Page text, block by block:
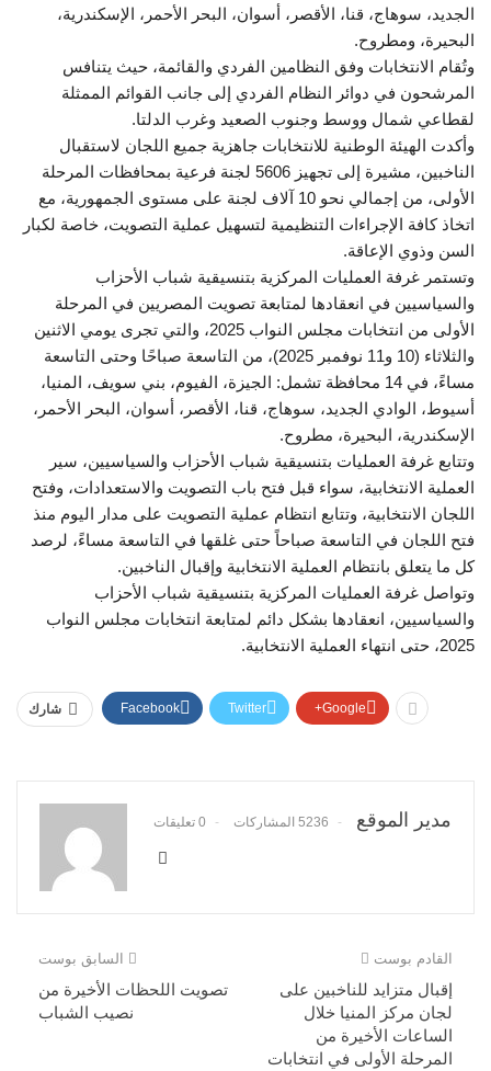
الجديد، سوهاج، قنا، الأقصر، أسوان، البحر الأحمر، الإسكندرية،
البحيرة، ومطروح.
وتُقام الانتخابات وفق النظامين الفردي والقائمة، حيث يتنافس
المرشحون في دوائر النظام الفردي إلى جانب القوائم الممثلة
لقطاعي شمال ووسط وجنوب الصعيد وغرب الدلتا.
وأكدت الهيئة الوطنية للانتخابات جاهزية جميع اللجان لاستقبال
الناخبين، مشيرة إلى تجهيز 5606 لجنة فرعية بمحافظات المرحلة
الأولى، من إجمالي نحو 10 آلاف لجنة على مستوى الجمهورية، مع
اتخاذ كافة الإجراءات التنظيمية لتسهيل عملية التصويت، خاصة لكبار
السن وذوي الإعاقة.
وتستمر غرفة العمليات المركزية بتنسيقية شباب الأحزاب
والسياسيين في انعقادها لمتابعة تصويت المصريين في المرحلة
الأولى من انتخابات مجلس النواب 2025، والتي تجرى يومي الاثنين
والثلاثاء (10 و11 نوفمبر 2025)، من التاسعة صباحًا وحتى التاسعة
مساءً، في 14 محافظة تشمل: الجيزة، الفيوم، بني سويف، المنيا،
أسيوط، الوادي الجديد، سوهاج، قنا، الأقصر، أسوان، البحر الأحمر،
الإسكندرية، البحيرة، مطروح.
وتتابع غرفة العمليات بتنسيقية شباب الأحزاب والسياسيين، سير
العملية الانتخابية، سواء قبل فتح باب التصويت والاستعدادات، وفتح
اللجان الانتخابية، وتتابع انتظام عملية التصويت على مدار اليوم منذ
فتح اللجان في التاسعة صباحاً حتى غلقها في التاسعة مساءً، لرصد
كل ما يتعلق بانتظام العملية الانتخابية وإقبال الناخبين.
وتواصل غرفة العمليات المركزية بتنسيقية شباب الأحزاب
والسياسيين، انعقادها بشكل دائم لمتابعة انتخابات مجلس النواب
2025، حتى انتهاء العملية الانتخابية.
شارك Facebook Twitter Google+
مدير الموقع 5236 المشاركات 0 تعليقات
السابق بوست
تصويت اللحظات الأخيرة من
نصيب الشباب
القادم بوست
إقبال متزايد للناخبين على
لجان مركز المنيا خلال
الساعات الأخيرة من
المرحلة الأولى في انتخابات